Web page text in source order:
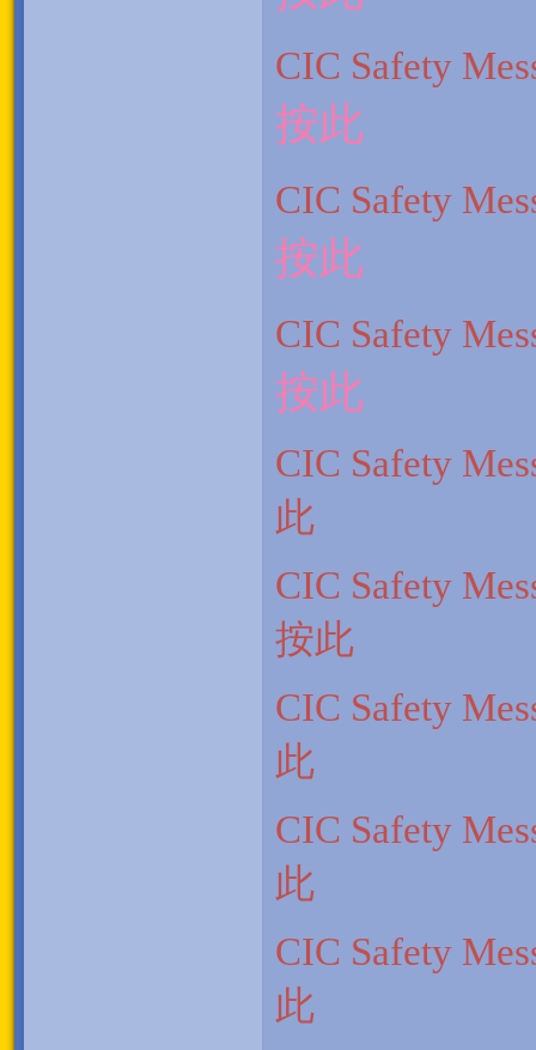
CIC Safety
按此
CIC Safety
按此
CIC Safety
按此
CIC Safety
此
CIC Safety
按此
CIC Safety
此
CIC Safety
此
CIC Safety
此